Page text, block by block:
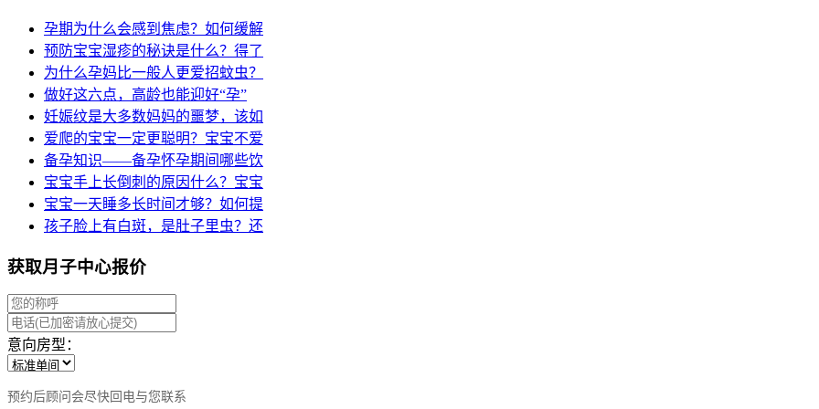
孕期为什么会感到焦虑？如何缓解
预防宝宝湿疹的秘诀是什么？得了
为什么孕妈比一般人更爱招蚊虫？
做好这六点，高龄也能迎好“孕”
妊娠纹是大多数妈妈的噩梦，该如
爱爬的宝宝一定更聪明？宝宝不爱
备孕知识——备孕怀孕期间哪些饮
宝宝手上长倒刺的原因什么？宝宝
宝宝一天睡多长时间才够？如何提
孩子脸上有白斑，是肚子里虫？还
获取月子中心报价
意向房型：
预约后顾问会尽快回电与您联系